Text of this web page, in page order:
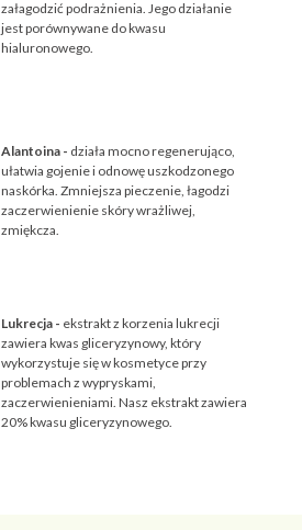
załagodzić podrażnienia. Jego działanie
jest porównywane do kwasu
hialuronowego.
Alantoina - działa mocno regenerująco,
ułatwia gojenie i odnowę uszkodzonego
naskórka. Zmniejsza pieczenie, łagodzi
zaczerwienienie skóry wrażliwej,
zmiękcza.
Lukrecja - ekstrakt z korzenia lukrecji
zawiera kwas gliceryzynowy, który
wykorzystuje się w kosmetyce przy
problemach z wypryskami,
zaczerwienieniami. Nasz ekstrakt zawiera
20% kwasu gliceryzynowego.